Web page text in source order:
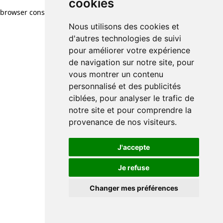
cookies
Nous utilisons des cookies et
d'autres technologies de suivi
pour améliorer votre expérience
de navigation sur notre site, pour
vous montrer un contenu
personnalisé et des publicités
ciblées, pour analyser le trafic de
notre site et pour comprendre la
provenance de nos visiteurs.
J'accepte
Je refuse
Changer mes préférences
browser console for more information)